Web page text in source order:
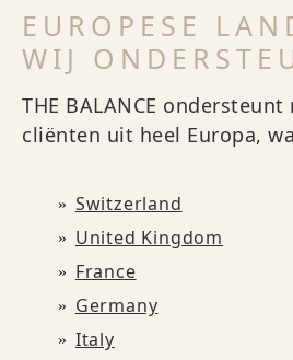
EUROPESE
WIJ
THE BALANCE
cliënten uit heel Europa,
Switzerland
United Kingdom
France
Germany
Italy